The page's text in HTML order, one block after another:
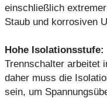
einschließlich
Staub und korrosiven
Hohe Isolationsstufe:
Trennschalter arbeitet
daher muss die
sein, um